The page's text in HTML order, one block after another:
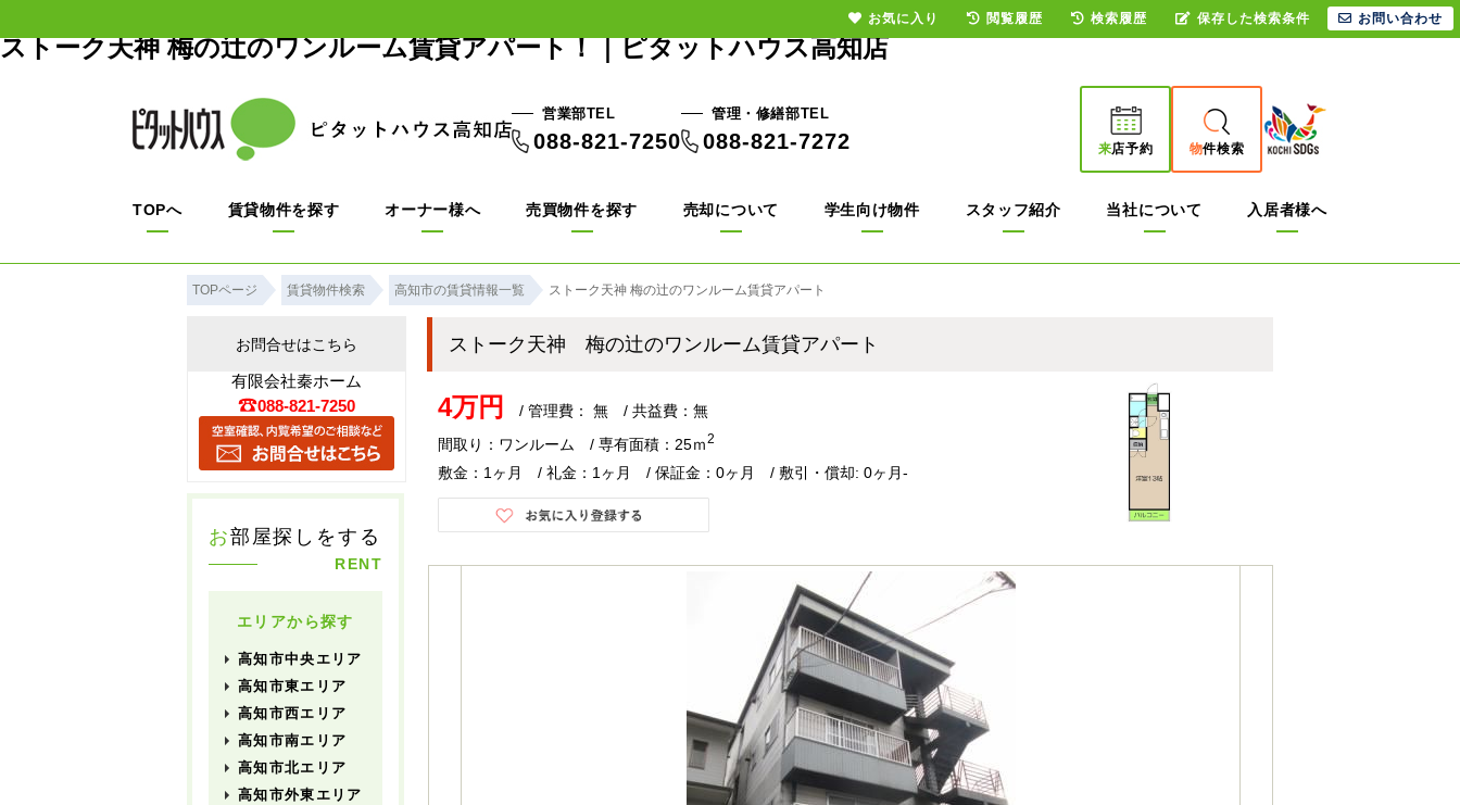
ストーク天神 梅の辻のワンルーム賃貸アパート！｜ピタットハウス高知店
営業部TEL
088-821-7250
管理・修繕部TEL
088-821-7272 来店予約 物件検索
TOPへ 賃貸物件を探す オーナー様へ 売買物件を探す 売却について 学生向け物件 スタッフ紹介 当社について 入居者様へ
TOPページ 賃貸物件検索 高知市の賃貸情報一覧 ストーク天神 梅の辻のワンルーム賃貸アパート
ストーク天神 梅の辻のワンルーム賃貸アパート
4万円
/ 管理費： 無 / 共益費：無
間取り：ワンルーム / 専有面積：25ｍ2
敷金：1ヶ月 / 礼金：1ヶ月 / 保証金：0ヶ月 / 敷引・償却: 0ヶ月-
お問合せはこちら
有限会社秦ホーム
088-821-7250
お部屋探しをする
RENT
エリアから探す
高知市中央エリア
高知市東エリア
高知市西エリア
高知市南エリア
高知市北エリア
高知市外東エリア
お気に入り 閲覧履歴 検索履歴 保存した検索条件 お問い合わせ